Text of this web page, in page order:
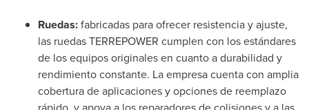
Ruedas:fabricadas para ofrecer resistencia y ajuste,
las ruedas TERREPOWER cumplen con los estándares
de los equipos originales en cuanto a durabilidad y
rendimiento constante. La empresa cuenta con amplia
cobertura de aplicaciones y opciones de reemplazo